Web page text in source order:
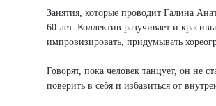
Занятия, которые проводит Галина
60 лет. Коллектив разучивает и
импровизировать, придумывать
Говорят, пока человек танцует, он не
поверить в себя и избавиться от